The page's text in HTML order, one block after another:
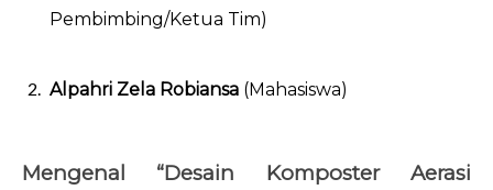
Pembimbing/Ketua Tim)
Alpahri Zela Robiansa (Mahasiswa)
Mengenal “Desain Komposter Aerasi